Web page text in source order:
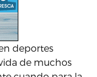
deportes
de muchos